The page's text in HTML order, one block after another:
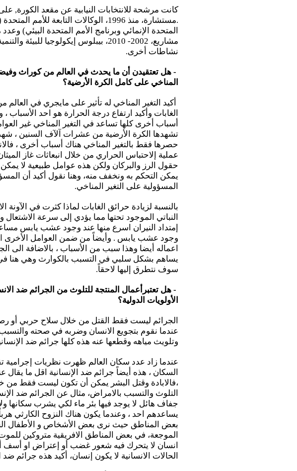
.مستشارة، منذ 1996، الوكالات التابعة
المتحدة الإنمائي وبرنامج الأمم المتحدة البيئي)
مشاريع، 2002- 2010، بيبلوس إيكولوجيا
نشاطات أخرى.
- هل تعتقيدن أن ما يحدث في العالم من كوراث
المناخي على كامل الكرة الأرضية؟
أكيد التغير المناخي له تأثير على مايجري في
الغابات وأكيد ارتفاع درجة الحرارة هو احد الأسباب
أسباب أخرى كلها تساعد في التغير المناخي غير
تشهدها الكرة الأرضية من عشرات آلآف السنين ،
حصرها فقط بالتغير المناخي هناك أسباب أخرى ،
عملية إلاحتباس الحراري من خلال انبعاثات غاز
حقول الرز والبركان ولكن هذه عوامل طبيعية لا يمكن
يمكن التحكم به ونخفف منه، وهنا نقول أكيد أن
المسؤولية على التغير المناخي.
بالنسبة لزيادة حرائق الغابات لماذا كثرت في
النباتي الموجود تحتها مما يؤدي إلى سرعة
إمتداد النيران اسرع منها عند وجود عشب يابس
وجود عشب يابس . وأيضاً من ضمن العوامل الأخرى
اعماله أيضا وهذا سبب من الأسباب ، بالاضافة الى
يساهم بشكل سلبي في التسبب بالكوارث وهي هنا في
سوف نتطرق إليها لاحقاً.
- هل تعتبرأعمال المنتجة للتلوث من الجرائم ضد
الأولويات الدولية؟
الجرائم ليست فقط القتل من خلال سلاح حربي أو
عندما نقوم بتجويع الانسان وضربه في صحته
وتلويث مياهه وقطعها عنه هذه كلها جرائم ضد
عندما زاد عدد سكان العالم ظهرت نظريات
السكان ، هذه أيضاً جرائم ضد الإنسانية اقل ما
،فالابادة وقتل البشر يمكن أن تكون ليست فقط من
التلوث والتسبب بالامراض، مثال عن الجرائم ضد
جفاف هائل لا يوجد فيها بئر ماء لكي يشرب سكانها
يساعدهم احد ، وعندما يكون هناك النزوح الكارثي
بعض المناطق حيث نرى بعض الأشخاص و الأطفال
الموجعة، في بعض المناطق الافريقية متروكين
انسان لا يتحرك فيه شعور غضب أو إعتراض او
الحالات الانسانية لا يكون إنسان، أكيد هذه جرائم ضد